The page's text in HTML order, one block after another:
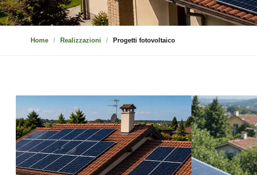
Home Realizzazioni Progetti fotovoltaico